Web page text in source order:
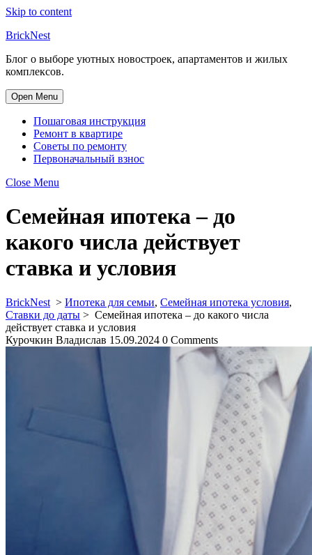
Skip to content
BrickNest
Блог о выборе уютных новостроек, апартаментов и жилых
комплексов.
Open Menu
Пошаговая инструкция
Ремонт в квартире
Советы по ремонту
Первоначальный взнос
Close Menu
Семейная ипотека – до
какого числа действует
ставка и условия
BrickNest > Ипотека для семьи, Семейная ипотека условия,
Ставки до даты > Семейная ипотека – до какого числа
действует ставка и условия
Курочкин Владислав 15.09.2024 0 Comments